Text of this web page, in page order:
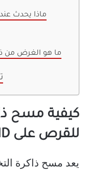
3. ما هو الغرض من
كيفية مسح
للقرص على ANDROID